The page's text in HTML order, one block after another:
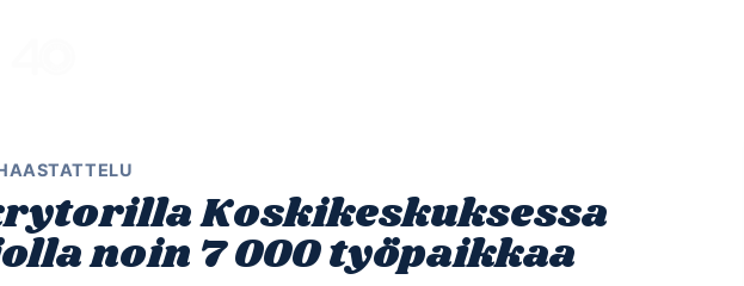
Koskikeskuksessa
noin 7 000 työpaikkaa